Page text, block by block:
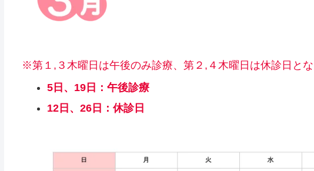
※第１,３木曜日は午後のみ診療、第２,４木曜日は休診日とな
5日、19日：午後診療
12日、26日：休診日